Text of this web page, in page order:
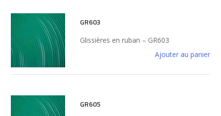
GR603
Glissières en ruban – GR603
Ajouter au panier
GR605